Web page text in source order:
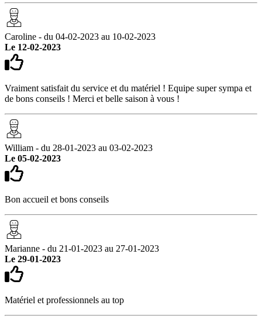
Caroline - du 04-02-2023 au 10-02-2023
Le 12-02-2023
Vraiment satisfait du service et du matériel ! Equipe super sympa et
de bons conseils ! Merci et belle saison à vous !
William - du 28-01-2023 au 03-02-2023
Le 05-02-2023
Bon accueil et bons conseils
Marianne - du 21-01-2023 au 27-01-2023
Le 29-01-2023
Matériel et professionnels au top